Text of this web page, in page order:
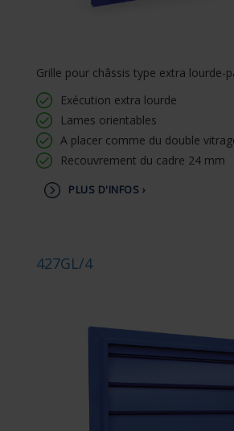
Grille pour châssis type extra lourde-
Exécution extra lourde
Lames orientables
A placer comme du double
Recouvrement du cadre 24 mm
PLUS D'INFOS ›
427GL/4